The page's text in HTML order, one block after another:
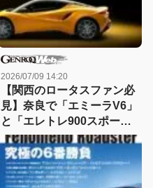
2026/07/09 14:20
【関西のロータスファン必
見】奈良で「エミーラV6」
と「エレトレ900スポー
ツ」の特別試乗会を開催